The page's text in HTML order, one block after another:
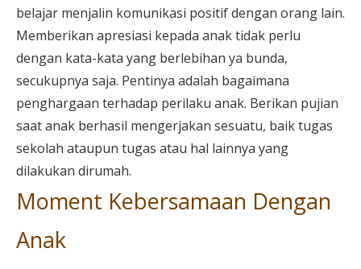
belajar menjalin komunikasi positif dengan orang lain.
Memberikan apresiasi kepada anak tidak perlu
dengan kata-kata yang berlebihan ya bunda,
secukupnya saja. Pentinya adalah bagaimana
penghargaan terhadap perilaku anak. Berikan pujian
saat anak berhasil mengerjakan sesuatu, baik tugas
sekolah ataupun tugas atau hal lainnya yang
dilakukan dirumah.
Moment Kebersamaan Dengan
Anak